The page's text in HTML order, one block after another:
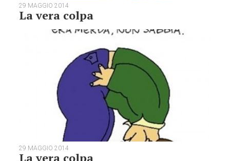
29 MAGGIO 2014
La vera colpa
29 MAGGIO 2014
La vera colpa